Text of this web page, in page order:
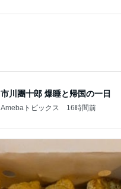
一目惚れしてお迎えした黒い琺瑯
Amebaトピックス 2日前
Amebaトピックス 23時間前